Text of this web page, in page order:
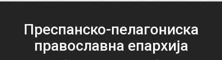
Преспанско-пелагониска
православна епархија